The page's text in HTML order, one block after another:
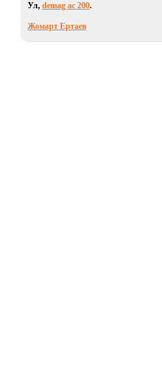
Ул, demag ас 200.
Жомарт Ертаев